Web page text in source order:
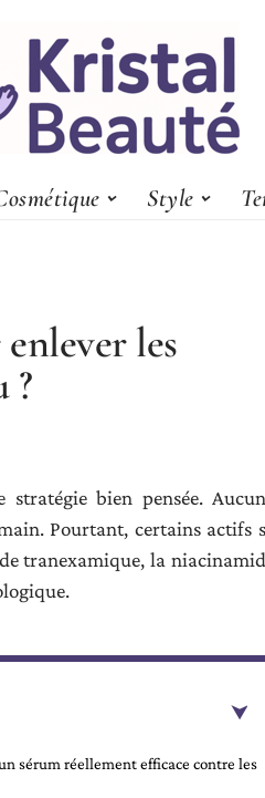
Style
les
?
bien pensée.
Pourtant, certains actifs
tranexamique, la
sérum réellement efficace contre les